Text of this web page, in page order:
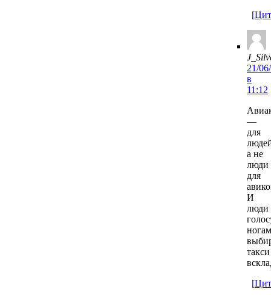
21/
в
11:12
—
для
а не
люди
для
И
люди
такси